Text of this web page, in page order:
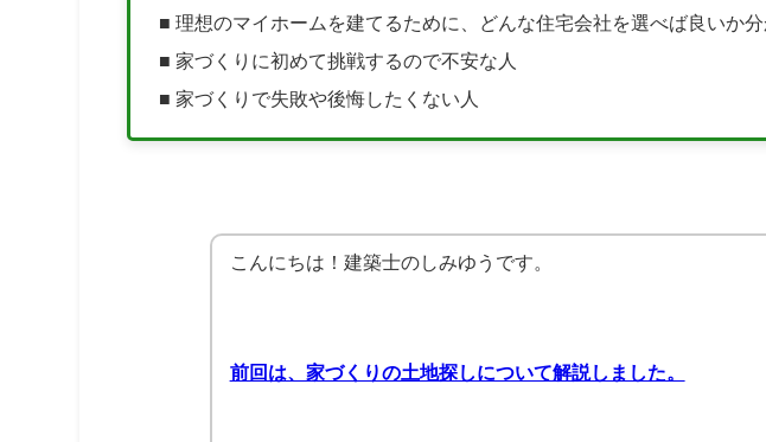
■ 理想のマイホームを建てるために、どんな住宅会社を選べば良いか
■ 家づくりに初めて挑戦するので不安な人
■ 家づくりで失敗や後悔したくない人
こんにちは！建築士のしみゆうです。
前回は、家づくりの土地探しについて解説しました。